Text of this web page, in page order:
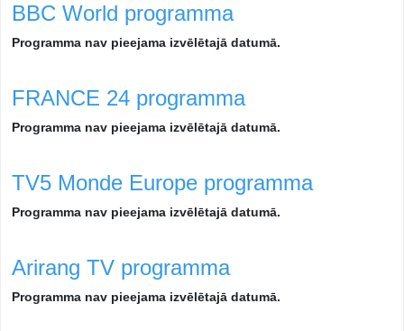
BBC World programma
Programma nav pieejama izvēlētajā datumā.
FRANCE 24 programma
Programma nav pieejama izvēlētajā datumā.
TV5 Monde Europe programma
Programma nav pieejama izvēlētajā datumā.
Arirang TV programma
Programma nav pieejama izvēlētajā datumā.